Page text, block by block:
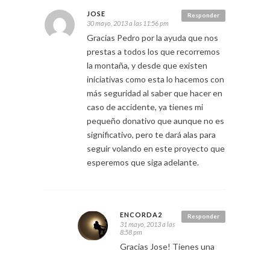
Responder
JOSE
30 mayo, 2013 a las 11:56 pm
Gracias Pedro por la ayuda que nos
prestas a todos los que recorremos
la montaña, y desde que existen
iniciativas como esta lo hacemos con
más seguridad al saber que hacer en
caso de accidente, ya tienes mi
pequeño donativo que aunque no es
significativo, pero te dará alas para
seguir volando en este proyecto que
esperemos que siga adelante.
Responder
ENCORDA2
31 mayo, 2013 a las
8:58 pm
Gracias Jose! Tienes una